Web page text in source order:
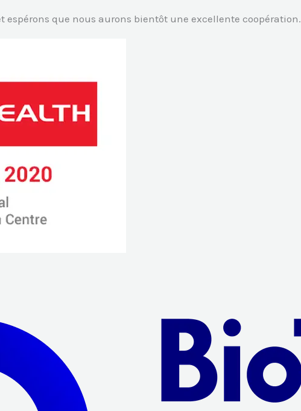
espérons que nous aurons bientôt une excellente coopération.